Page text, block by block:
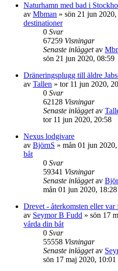
Naturhamn med bad i
av Mbman » sön 21 jun
destinationer
0 Svar
67259 Visningar
Senaste inläggetav
sön 21 jun 2020, 08:59
Dräneringsplugg till äldre
av Tallen » tor 11 jun 2020,
0 Svar
62128 Visningar
Senaste inläggetav
tor 11 jun 2020, 20:58
Nexus lodgivare
av BjörnS » mån 01 jun
båt
0 Svar
59341 Visningar
Senaste inläggetav
mån 01 jun 2020, 18:28
Drevet - återkomsten eller
av Seymor B Fudd » sön 17
vårda din båt
0 Svar
55558 Visningar
Senaste inläggetav
sön 17 maj 2020, 10:01